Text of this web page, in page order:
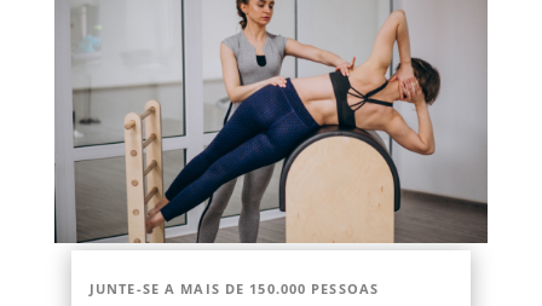
JUNTE-SE A MAIS DE 150.000 PESSOAS